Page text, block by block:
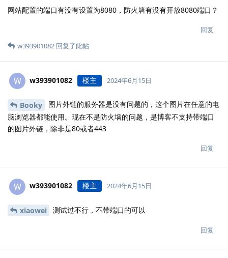
网站配置的端口有没有设置为8080，防火墙有没有开放8080端口？
回复
w393901082 回复了此帖
W w393901082 楼主 2024年6月15日
Booky
图片外链的服务器是没有问题的，这个图片在任意的电
脑浏览器都能使用。现在不是防火墙的问题，是博客不支持带端口
的图片外链，除非是80或者443
回复
W w393901082 楼主 2024年6月15日
xiaowei 测试过不行，不带端口的可以
回复